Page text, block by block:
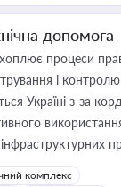
допомога
процеси
і контролю
Україні з-за
комплекс